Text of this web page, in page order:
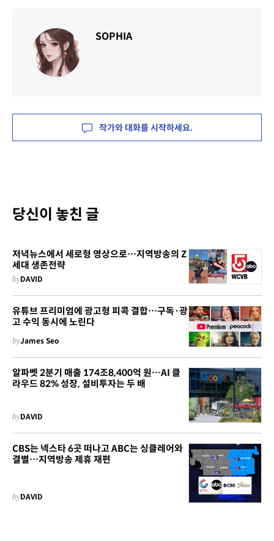
SOPHIA
작가와 대화를 시작하세요.
당신이 놓친 글
저녁뉴스에서 세로형 영상으로…지역방송의 Z
세대 생존전략
byDAVID
유튜브 프리미엄에 광고형 피콕 결합…구독·광
고 수익 동시에 노린다
byJames Seo
알파벳 2분기 매출 174조8,400억 원…AI 클
라우드 82% 성장, 설비투자는 두 배
byDAVID
CBS는 넥스타 6곳 떠나고 ABC는 싱클레어와
결별…지역방송 제휴 재편
byDAVID